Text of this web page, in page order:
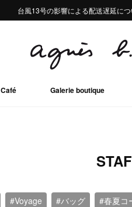
熊本地域地震の影響による配送遅延に
Summer Sale 2buy10%OFF!!
台風13号の影響による配送遅延に
熊本地域地震の影響による配送遅延に
Summer Sale 2buy10%OFF!!
Café Galerie boutique
#Voyage #バッグ #春夏コ